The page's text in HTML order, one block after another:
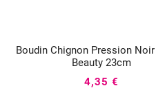
Boudin Chignon Pression
Beauty 23cm
  
4,35 €